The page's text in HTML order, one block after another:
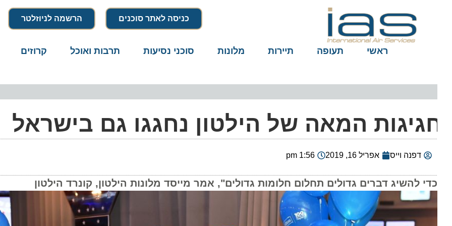
כניסה לאתר סוכנים הרשמה לניוזלטר
ראשי תעופה תיירות מלונות סוכני נסיעות תרבות ואוכל קרוזים
המאה של הילטון נחגגו גם בישראל
דפנה וייס אפריל 16, 2019 1:56 pm
להשיג דברים גדולים תחלום חלומות גדולים", אמר מייסד מלונות הילטון, קונרד הילטון